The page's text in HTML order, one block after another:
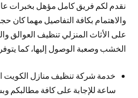
نقدم لكم فريق كامل مؤهل بخبرات
والاهتمام بكافة التفاصيل مهما كان
على الأثاث المنزلي تنظيف العوالق
الخشب وصعبة الوصول إليها، كما يتوفر
ساعة للإجابة على كافة مطالبكم